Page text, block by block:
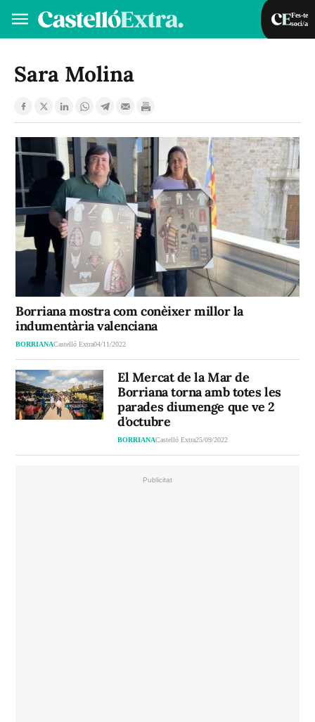
Fes-te
soci/a
VA
Sara Molina
Borriana mostra com conèixer millor la
indumentària valenciana
BORRIANACastelló Extra04/11/2022
El Mercat de la Mar de
Borriana torna amb totes les
parades diumenge que ve 2
d'octubre
BORRIANACastelló Extra25/09/2022